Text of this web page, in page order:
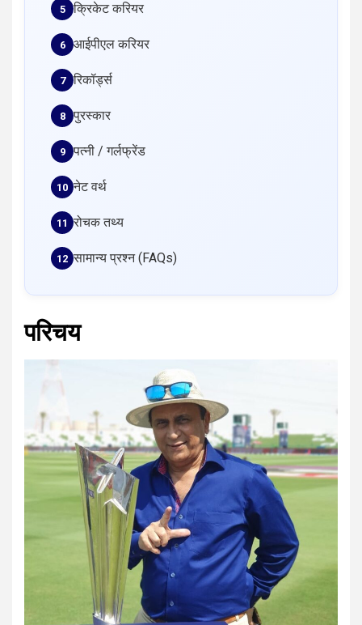
क्रिकेट करियर
आईपीएल करियर
रिकॉर्ड्स
पुरस्कार
पत्नी / गर्लफ्रेंड
नेट वर्थ
रोचक तथ्य
सामान्य प्रश्न (FAQs)
परिचय